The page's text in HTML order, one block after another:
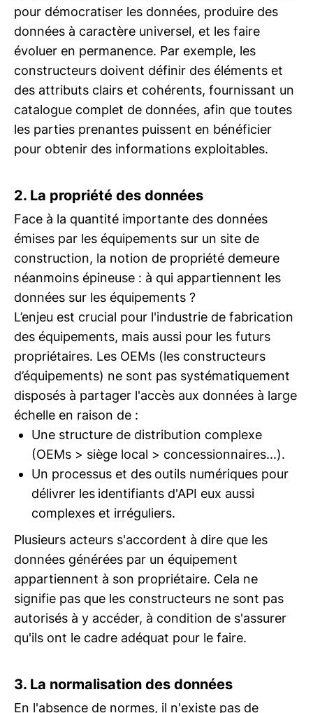
pour démocratiser les données, produire des
données à caractère universel, et les faire
évoluer en permanence. Par exemple, les
constructeurs doivent définir des éléments et
des attributs clairs et cohérents, fournissant un
catalogue complet de données, afin que toutes
les parties prenantes puissent en bénéficier
pour obtenir des informations exploitables.
2. La propriété des données
Face à la quantité importante des données
émises par les équipements sur un site de
construction, la notion de propriété demeure
néanmoins épineuse : à qui appartiennent les
données sur les équipements ?
L’enjeu est crucial pour l'industrie de fabrication
des équipements, mais aussi pour les futurs
propriétaires. Les OEMs (les constructeurs
d’équipements) ne sont pas systématiquement
disposés à partager l'accès aux données à large
échelle en raison de :
Une structure de distribution complexe
(OEMs > siège local > concessionnaires...).
Un processus et des outils numériques pour
délivrer les identifiants d'API eux aussi
complexes et irréguliers.
Plusieurs acteurs s'accordent à dire que les
données générées par un équipement
appartiennent à son propriétaire. Cela ne
signifie pas que les constructeurs ne sont pas
autorisés à y accéder, à condition de s'assurer
qu'ils ont le cadre adéquat pour le faire.
3. La normalisation des données
En l'absence de normes, il n'existe pas de